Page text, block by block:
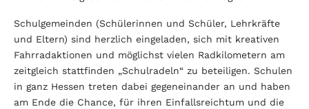
Schulgemeinden (Schülerinnen und Schüler, Lehrkräfte
und Eltern) sind herzlich eingeladen, sich mit kreativen
Fahrradaktionen und möglichst vielen Radkilometern am
zeitgleich stattfinden „Schulradeln“ zu beteiligen. Schulen
in ganz Hessen treten dabei gegeneinander an und haben
am Ende die Chance, für ihren Einfalls­reichtum und die